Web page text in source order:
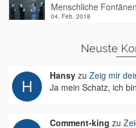
Menschliche Fontänen
04. Feb. 2018
Neuste
Hansy zu Zeig mir
Ja mein Schatz, ich
Comment-king zu